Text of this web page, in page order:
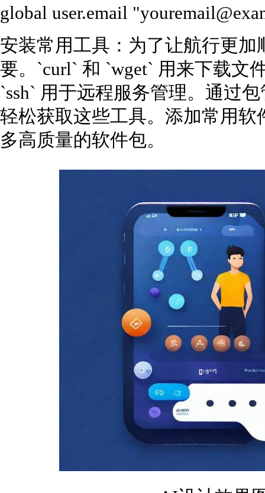
global user.email
安装常用工具：为了让航行更
要。`curl` 和 `wget` 用来下载文
`ssh` 用于远程服务管理。通过
轻松获取这些工具。添加常用软
多高质量的软件包。